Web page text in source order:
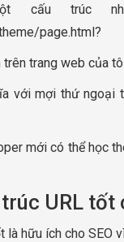
cấu trúc
page.html?
trên trang web của
với mợi thứ ngoại
mới có thể học
URL tốt
là hữu ích cho SEO